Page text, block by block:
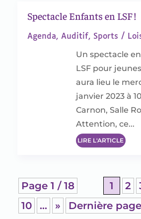
Spectacle Enfants en LSF !
Agenda, Auditif, Sports /
Un spectacle
LSF pour
aura lieu le
janvier 2023 à
Carnon, Salle
Attention, ce...
LIRE L'ARTICLE
Page 1 / 18 1 2
10
… » Dernière